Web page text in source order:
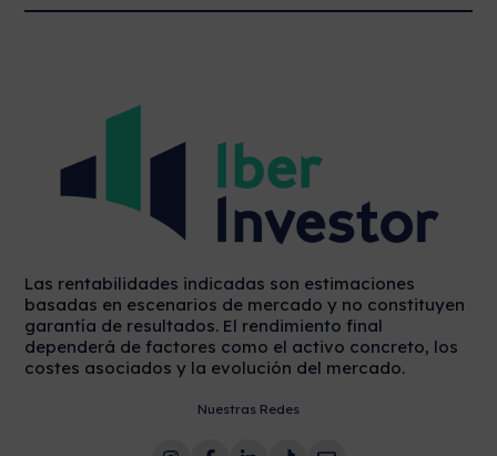
Las rentabilidades indicadas son estimaciones
basadas en escenarios de mercado y no constituyen
garantía de resultados. El rendimiento final
dependerá de factores como el activo concreto, los
costes asociados y la evolución del mercado.
Nuestras Redes